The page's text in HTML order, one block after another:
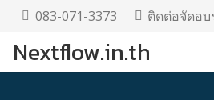
083-071-3373 ติดต่อจัดอ
Nextflow.in.th